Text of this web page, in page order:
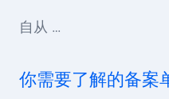
自从 …
你需要了解的备案